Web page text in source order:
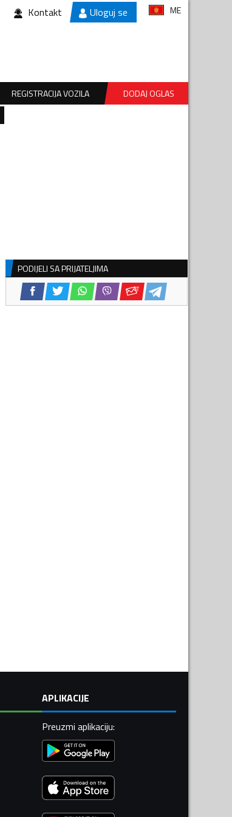
Kontakt Uloguj se ME
REGISTRACIJA VOZILA
DODAJ OGLAS
PODIJELI SA PRIJATELJIMA
APLIKACIJE
Preuzmi aplikaciju: